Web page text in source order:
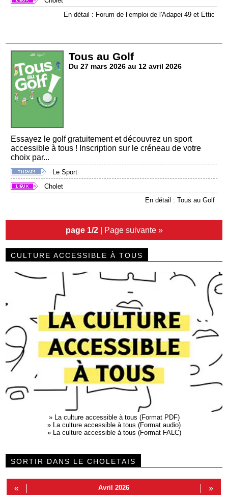
En détail : Forum de l’emploi de l'Adapei 49 et Ettic
Tous au Golf
Du 27 mars 2026 au 12 avril 2026
Essayez le golf gratuitement et découvrez un sport
accessible à tous ! Inscription sur le créneau de votre
choix par...
Le Sport
Cholet
En détail : Tous au Golf
page 1/2 | Page suivante »
CULTURE ACCESSIBLE À TOUS
» La culture accessible à tous (Format PDF)
» La culture accessible à tous (Format audio)
» La culture accessible à tous (Format FALC)
SORTIR DANS LE CHOLETAIS
« Avril 2026 »